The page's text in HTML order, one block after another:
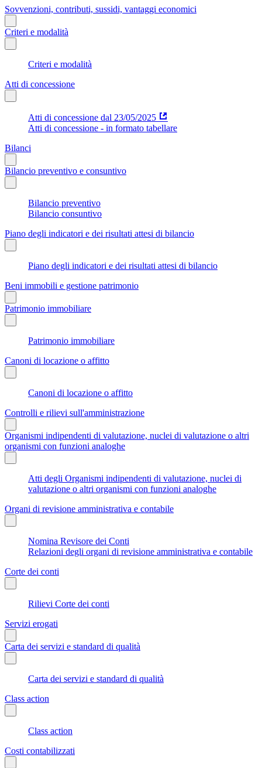
Sovvenzioni, contributi, sussidi, vantaggi economici
Criteri e modalità
Criteri e modalità
Atti di concessione
Atti di concessione dal 23/05/2025
Atti di concessione - in formato tabellare
Bilanci
Bilancio preventivo e consuntivo
Bilancio preventivo
Bilancio consuntivo
Piano degli indicatori e dei risultati attesi di bilancio
Piano degli indicatori e dei risultati attesi di bilancio
Beni immobili e gestione patrimonio
Patrimonio immobiliare
Patrimonio immobiliare
Canoni di locazione o affitto
Canoni di locazione o affitto
Controlli e rilievi sull'amministrazione
Organismi indipendenti di valutazione, nuclei di valutazione o altri
organismi con funzioni analoghe
Atti degli Organismi indipendenti di valutazione, nuclei di
valutazione o altri organismi con funzioni analoghe
Organi di revisione amministrativa e contabile
Nomina Revisore dei Conti
Relazioni degli organi di revisione amministrativa e contabile
Corte dei conti
Rilievi Corte dei conti
Servizi erogati
Carta dei servizi e standard di qualità
Carta dei servizi e standard di qualità
Class action
Class action
Costi contabilizzati